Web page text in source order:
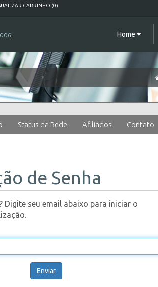
CARRINHO (0)
Home
Status da Rede Afiliados Contato
de Senha
Digite seu email abaixo para iniciar o
Enviar